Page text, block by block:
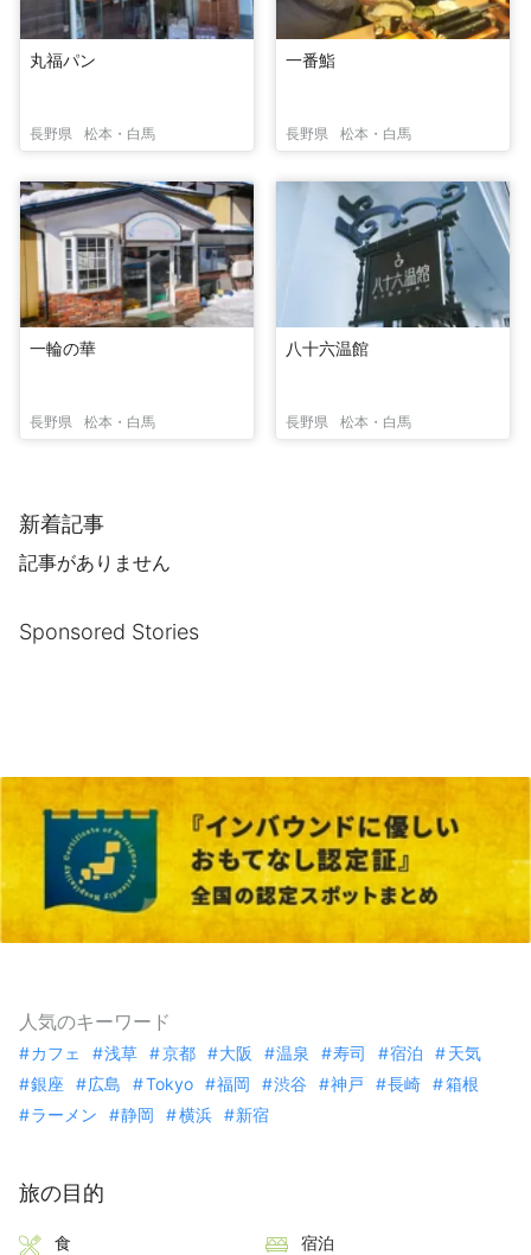
丸福パン
長野県 松本・白馬
一番鮨
長野県 松本・白馬
一輪の華
長野県 松本・白馬
八十六温館
長野県 松本・白馬
新着記事
記事がありません
Sponsored Stories
人気のキーワード
カフェ 浅草 京都 大阪 温泉 寿司 宿泊
天気
銀座
広島 Tokyo 福岡 渋谷 神戸 長崎
箱根
ラーメン
静岡 横浜 新宿
旅の目的
食 宿泊